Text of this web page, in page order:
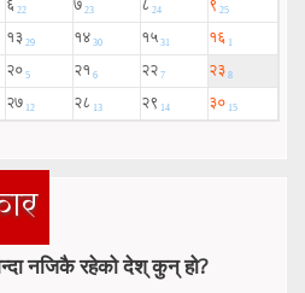
नजिकै रहेको देश् कुन् हो?